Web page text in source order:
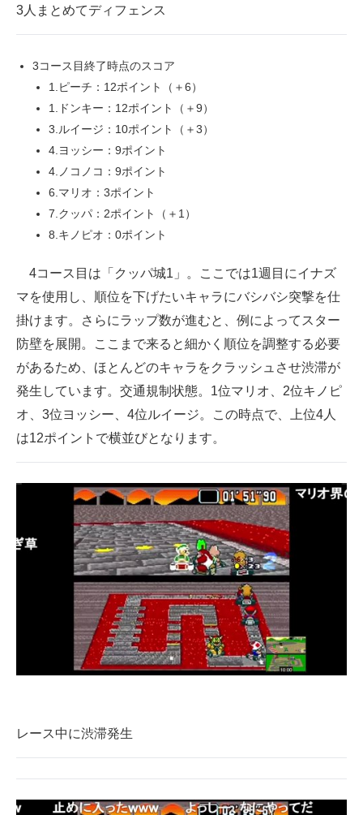
3人まとめてディフェンス
3コース目終了時点のスコア
1.ピーチ：12ポイント（＋6）
1.ドンキー：12ポイント（＋9）
3.ルイージ：10ポイント（＋3）
4.ヨッシー：9ポイント
4.ノコノコ：9ポイント
6.マリオ：3ポイント
7.クッパ：2ポイント（＋1）
8.キノピオ：0ポイント
4コース目は「クッパ城1」。ここでは1週目にイナズ
マを使用し、順位を下げたいキャラにバシバシ突撃を仕
掛けます。さらにラップ数が進むと、例によってスター
防壁を展開。ここまで来ると細かく順位を調整する必要
があるため、ほとんどのキャラをクラッシュさせ渋滞が
発生しています。交通規制状態。1位マリオ、2位キノピ
オ、3位ヨッシー、4位ルイージ。この時点で、上位4人
は12ポイントで横並びとなります。
レース中に渋滞発生